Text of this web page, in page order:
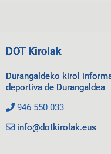
DOT Kirolak
Durangaldeko kirol
deportiva de Durangaldea
946 550 033
info@dotkirolak.eus